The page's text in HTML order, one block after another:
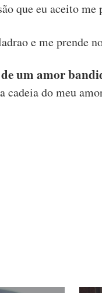
que eu aceito me
e me prende
um amor
cadeia do meu